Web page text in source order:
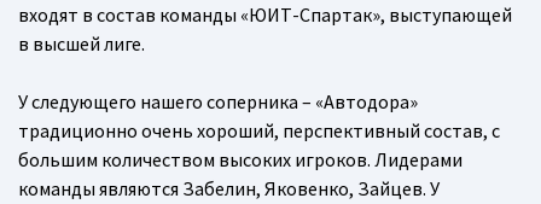
входят в состав команды «ЮИТ-Спартак», выступающей
в высшей лиге.
У следующего нашего соперника – «Автодора»
традиционно очень хороший, перспективный состав, с
большим количеством высоких игроков. Лидерами
команды являются Забелин, Яковенко, Зайцев. У